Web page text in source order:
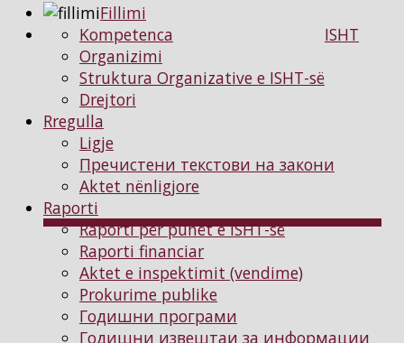
Fillimi
ISHT
Kompetenca
Organizimi
Struktura Organizative e ISHT-së
Drejtori
Rregulla
Ligje
Пречистени текстови на закони
Aktet nënligjore
Raporti
Raporti për punët e ISHT-së
Raporti financiar
Aktet e inspektimit (vendime)
Prokurime publike
Годишни програми
Годишни извештаи за информации